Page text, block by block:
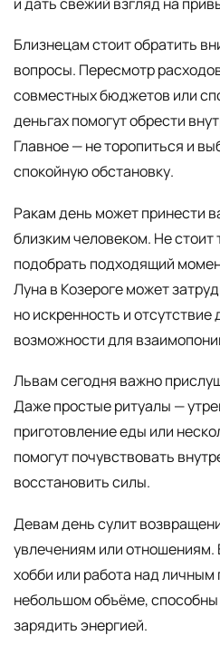
Близнецам стоит обратить
вопросы. Пересмотр
совместных бюджетов или
деньгах помогут обрести
Главное — не торопиться и
спокойную обстановку.
Ракам день может принести
близким человеком. Не стоит
подобрать подходящий
Луна в Козероге может
но искренность и
возможности для
Львам сегодня важно
Даже простые ритуалы —
приготовление еды или
помогут почувствовать
восстановить силы.
Девам день сулит
увлечениям или отношениям.
хобби или работа над личным
небольшом объёме,
зарядить энергией.